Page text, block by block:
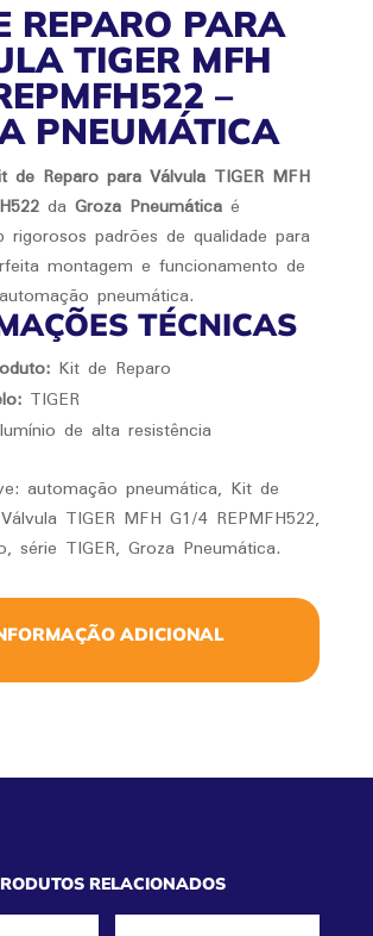
REPARO PARA
TIGER MFH
–
PNEUMÁTICA
de Reparo para Válvula TIGER MFH
da Groza Pneumáticaé
rigorosos padrões de qualidade para
montagem e funcionamento de
pneumática.
TÉCNICAS
Kit de Reparo
TIGER
de alta resistência
automação pneumática, Kit de
TIGER MFH G1/4 REPMFH522,
série TIGER, Groza Pneumática.
ADICIONAL
RELACIONADOS